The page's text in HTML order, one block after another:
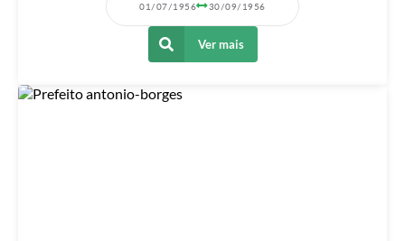
01/07/1956 30/09/1956
Ver mais